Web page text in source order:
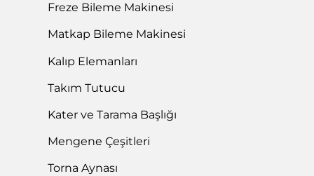
Freze Bileme Makinesi
Matkap Bileme Makinesi
Kalıp Elemanları
Takım Tutucu
Kater ve Tarama Başlığı
Mengene Çeşitleri
Torna Aynası